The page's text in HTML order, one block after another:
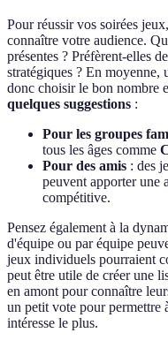
Pour réussir vos soirées
connaître votre audience.
présentes ? Préfèrent-elles
stratégiques ? En moyenne,
donc choisir le bon nombre
quelques suggestions :
Pour les groupes
tous les âges comme
Pour des amis : des
peuvent apporter une
compétitive.
Pensez également à la
d'équipe ou par équipe
jeux individuels pourraient
peut être utile de créer une
en amont pour connaître
un petit vote pour permettre
intéresse le plus.